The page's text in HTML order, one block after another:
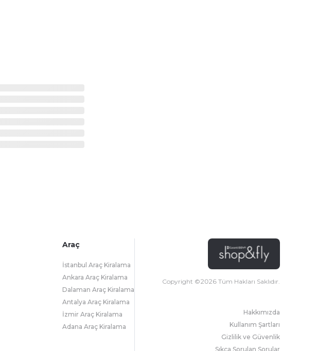
Araç
İstanbul Araç Kiralama
Ankara Araç Kiralama
Dalaman Araç Kiralama
Antalya Araç Kiralama
İzmir Araç Kiralama
Adana Araç Kiralama
Copyright ©2026 Tüm Hakları Saklıdır.
Hakkımızda
Kullanım Şartları
Gizlilik ve Güvenlik
Sıkça Sorulan Sorular